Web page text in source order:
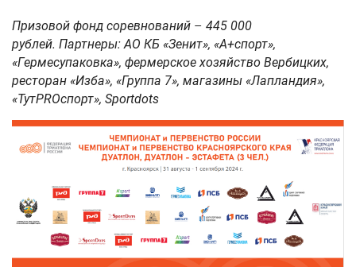
Призовой фонд соревнований – 445 000
рублей. Партнеры: АО КБ «Зенит», «A+спорт»,
«Гермесупаковка», фермерское хозяйство Вербицких,
ресторан «Изба», «Группа 7», магазины «Лапландия»,
«ТутPROспорт», Sportdots